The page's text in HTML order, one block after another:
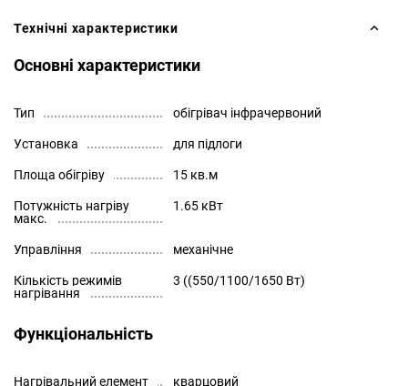
Технічні характеристики
Основні характеристики
Тип обігрівач інфрачервоний
Установка для підлоги
Площа обігріву 15 кв.м
Потужність нагріву
макс.
1.65 кВт
Управління механічне
Кількість режимів
нагрівання
3 ((550/1100/1650 Вт)
Функціональність
Нагрівальний елемент кварцовий